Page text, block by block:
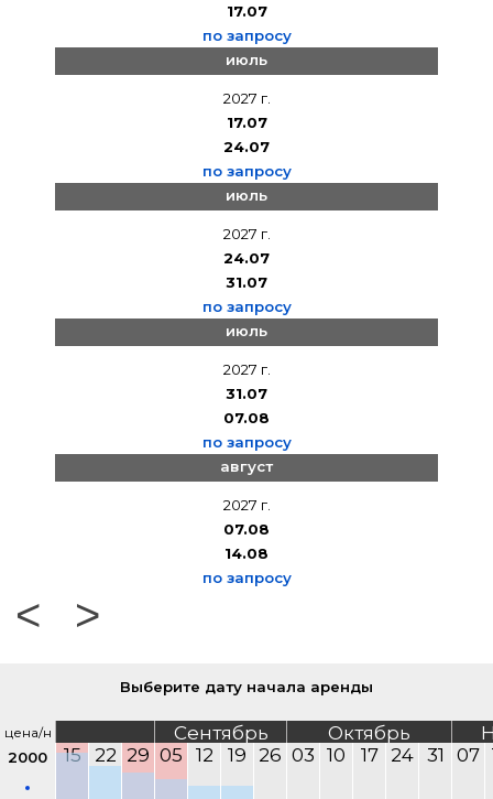
17.07
по запросу
июль
2027 г.
17.07
24.07
по запросу
июль
2027 г.
24.07
31.07
по запросу
июль
2027 г.
31.07
07.08
по запросу
август
2027 г.
07.08
14.08
по запросу
< >
Выберите дату начала аренды
цена/н
2000
Сентябрь Октябрь
15
22 29 05 12 19 26 03 10 17 24 31 07